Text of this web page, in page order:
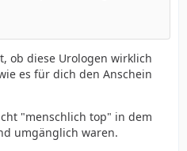
ob diese Urologen wirklich
es für dich den Anschein
"menschlich top" in dem
umgänglich waren.